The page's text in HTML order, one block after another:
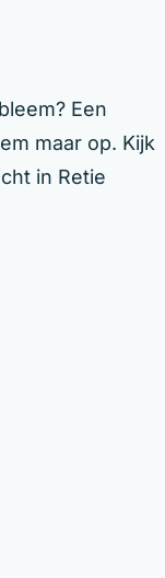
Een
maar op. Kijk
in Retie